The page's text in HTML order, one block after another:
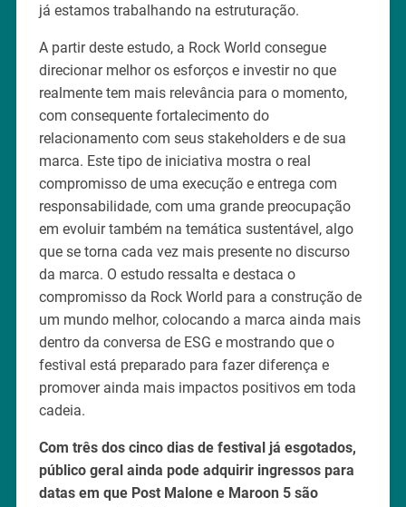
já estamos trabalhando na estruturação.
A partir deste estudo, a Rock World consegue
direcionar melhor os esforços e investir no que
realmente tem mais relevância para o momento,
com consequente fortalecimento do
relacionamento com seus stakeholders e de sua
marca. Este tipo de iniciativa mostra o real
compromisso de uma execução e entrega com
responsabilidade, com uma grande preocupação
em evoluir também na temática sustentável, algo
que se torna cada vez mais presente no discurso
da marca. O estudo ressalta e destaca o
compromisso da Rock World para a construção de
um mundo melhor, colocando a marca ainda mais
dentro da conversa de ESG e mostrando que o
festival está preparado para fazer diferença e
promover ainda mais impactos positivos em toda
cadeia.
Com três dos cinco dias de festival já esgotados,
público geral ainda pode adquirir ingressos para
datas em que Post Malone e Maroon 5 são